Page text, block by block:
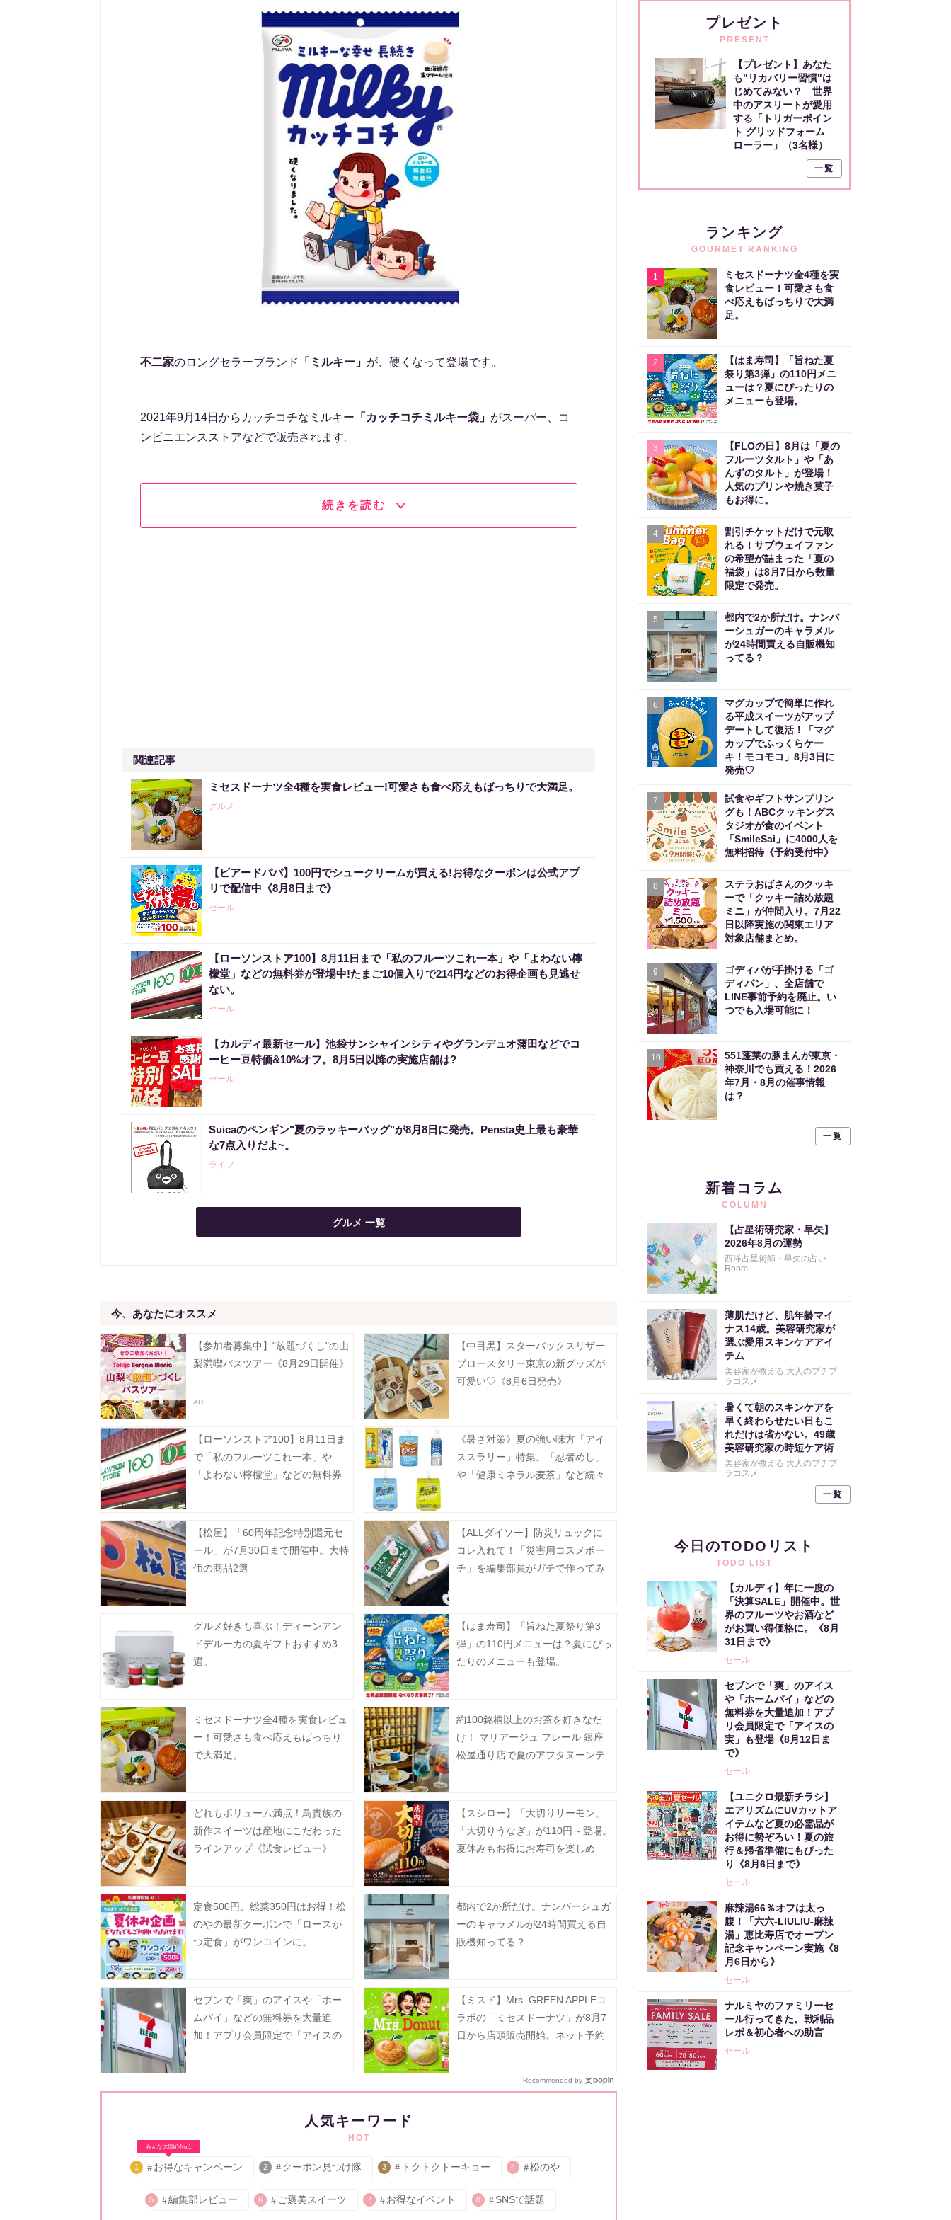
不二家のロングセラーブランド 「ミルキー」 が、硬くなって登場です。
2021年9月14日からカッチコチなミルキー 「カッチコチミルキー袋」 がスーパー、コ
ンビニエンスストアなどで販売されます。
続きを読む
関連記事
ミセスドーナツ全4種を実食レビュー!可愛さも食べ応えもばっちりで大満足。
グルメ
【ビアードパパ】100円でシュークリームが買える!お得なクーポンは公式アプ
リで配信中《8月8日まで》
セール
【ローソンストア100】8月11日まで「私のフルーツこれ一本」や「よわない檸
檬堂」などの無料券が登場中!たまご10個入りで214円などのお得企画も見逃せ
ない。
セール
【カルディ最新セール】池袋サンシャインシティやグランデュオ蒲田などでコ
ーヒー豆特価&10%オフ。8月5日以降の実施店舗は?
セール
Suicaのペンギン"夏のラッキーバッグ"が8月8日に発売。Pensta史上最も豪華
な7点入りだよ~。
ライフ
グルメ 一覧
今、あなたにオススメ
【参加者募集中】"放題づくし"の山
梨満喫バスツアー《8月29日開催》
【中目黒】スターバックスリザー
ブロースタリー東京の新グッズが
可愛い♡《8月6日発売》
【ローソンストア100】8月11日ま
で「私のフルーツこれ一本」や
「よわない檸檬堂」などの無料券
《暑さ対策》夏の強い味方「アイ
ススラリー」特集。「忍者めし」
や「健康ミネラル麦茶」など続々
【松屋】「60周年記念特別還元セ
ール」が7月30日まで開催中。大特
価の商品2選
【ALLダイソー】防災リュックに
コレ入れて！「災害用コスメポー
チ」を編集部員がガチで作ってみ
グルメ好きも喜ぶ！ディーンアン
ドデルーカの夏ギフトおすすめ3
選。
【はま寿司】「旨ねた夏祭り第3
弾」の110円メニューは？夏にぴっ
たりのメニューも登場。
ミセスドーナツ全4種を実食レビュ
ー！可愛さも食べ応えもばっちり
で大満足。
約100銘柄以上のお茶を好きなだ
け！ マリアージュ フレール 銀座
松屋通り店で夏のアフタヌーンテ
どれもボリューム満点！鳥貴族の
新作スイーツは産地にこだわった
ラインアップ《試食レビュー》
【スシロー】「大切りサーモン」
「大切りうなぎ」が110円～登場。
夏休みもお得にお寿司を楽しめ
定食500円、総菜350円はお得！松
のやの最新クーポンで「ロースか
つ定食」がワンコインに。
都内で2か所だけ。ナンバーシュガ
ーのキャラメルが24時間買える自
販機知ってる？
セブンで「爽」のアイスや「ホー
ムパイ」などの無料券を大量追
加！アプリ会員限定で「アイスの
【ミスド】Mrs. GREEN APPLEコ
ラボの「ミセスドーナツ」が8月7
日から店頭販売開始。ネット予約
Recommended by
人気キーワード
HOT
みんなの関心No.1
1 お得なキャンペーン 2 クーポン見つけ隊 3 トクトクトーキョー 4 松のや
5 編集部レビュー 6 ご褒美スイーツ 7 お得なイベント 8 SNSで話題
プレゼント
PRESENT
【プレゼント】あなた
も"リカバリー習慣"は
じめてみない？ 世界
中のアスリートが愛用
する「トリガーポイン
ト グリッドフォーム
ローラー」（3名様）
一覧
ランキング
GOURMET RANKING
1
ミセスドーナツ全4種を実
食レビュー！可愛さも食
べ応えもばっちりで大満
足。
2
【はま寿司】「旨ねた夏
祭り第3弾」の110円メニ
ューは？夏にぴったりの
メニューも登場。
3
【FLOの日】8月は「夏の
フルーツタルト」や「あ
んずのタルト」が登場！
人気のプリンや焼き菓子
もお得に。
4
割引チケットだけで元取
れる！サブウェイファン
の希望が詰まった「夏の
福袋」は8月7日から数量
限定で発売。
5
都内で2か所だけ。ナンバ
ーシュガーのキャラメル
が24時間買える自販機知
ってる？
6
マグカップで簡単に作れ
る平成スイーツがアップ
デートして復活！「マグ
カップでふっくらケー
キ！モコモコ」8月3日に
発売♡
7
試食やギフトサンプリン
グも！ABCクッキングス
タジオが食のイベント
「SmileSai」に4000人を
無料招待《予約受付中》
8
ステラおばさんのクッキ
ーで「クッキー詰め放題
ミニ」が仲間入り。7月22
日以降実施の関東エリア
対象店舗まとめ。
9
ゴディバが手掛ける「ゴ
ディパン」、全店舗で
LINE事前予約を廃止。い
つでも入場可能に！
10
551蓬莱の豚まんが東京・
神奈川でも買える！2026
年7月・8月の催事情報
は？
一覧
新着コラム
COLUMN
【占星術研究家・早矢】
2026年8月の運勢
西洋占星術師・早矢の占い
Room
薄肌だけど、肌年齢マイ
ナス14歳。美容研究家が
選ぶ愛用スキンケアアイ
テム
美容家が教える 大人のプチプ
ラコスメ
暑くて朝のスキンケアを
早く終わらせたい日もこ
れだけは省かない。49歳
美容研究家の時短ケア術
美容家が教える 大人のプチプ
ラコスメ
一覧
今日のTODOリスト
TODO LIST
【カルディ】年に一度の
「決算SALE」開催中。世
界のフルーツやお酒など
がお買い得価格に。《8月
31日まで》
セール
セブンで「爽」のアイス
や「ホームパイ」などの
無料券を大量追加！アプ
リ会員限定で「アイスの
実」も登場《8月12日ま
で》
セール
【ユニクロ最新チラシ】
エアリズムにUVカットア
イテムなど夏の必需品が
お得に勢ぞろい！夏の旅
行＆帰省準備にもぴった
り《8月6日まで》
セール
麻辣湯66％オフは太っ
腹！「六六-LIULIU-麻辣
湯」恵比寿店でオープン
記念キャンペーン実施《8
月6日から》
セール
ナルミヤのファミリーセ
ール行ってきた。戦利品
レポ＆初心者への助言
セール